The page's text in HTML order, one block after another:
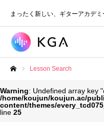
まったく新しい、ギターアカデミ
Lesson Search
Warning: Undefined array key
/home/koujun/koujun.ac/
content/themes/
line 25